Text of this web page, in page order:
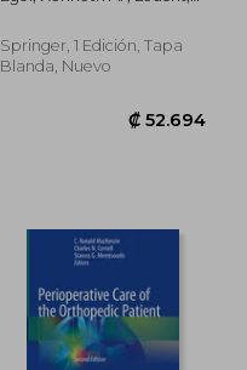
Approach to
Management (en
Inglés)
Springer, 1 Edición, Tapa
Blanda, Nuevo